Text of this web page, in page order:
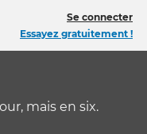
Se connecter
Essayez gratuitement !
mais en six.